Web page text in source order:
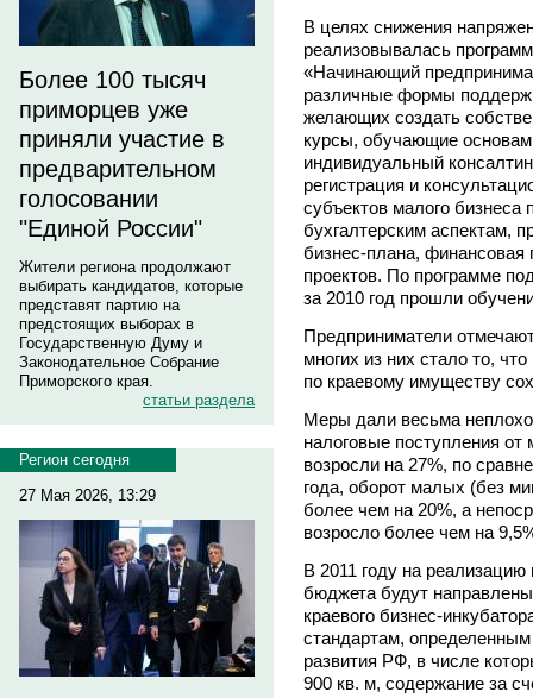
Более 100 тысяч
приморцев уже
приняли участие в
предварительном
голосовании
"Единой России"
Жители региона продолжают
выбирать кандидатов, которые
представят партию на
предстоящих выборах в
Государственную Думу и
Законодательное Собрание
Приморского края.
статьи раздела
Регион сегодня
27 Мая 2026, 13:29
В целях снижения
реализовывалась
«Начинающий
различные формы
желающих создать
курсы, обучающие основам
индивидуальный
регистрация и
субъектов малого
бухгалтерским аспектам,
бизнес-плана,
проектов. По программе
за 2010 год прошли
Предприниматели
многих из них стало то,
по краевому имуществу
Меры дали весьма
налоговые поступления от
возросли на 27%, по
года, оборот малых (без
более чем на 20%, а
возросло более чем на
В 2011 году на реализацию
бюджета будут
краевого бизнес-
стандартам,
развития РФ, в числе
900 кв. м, содержание за